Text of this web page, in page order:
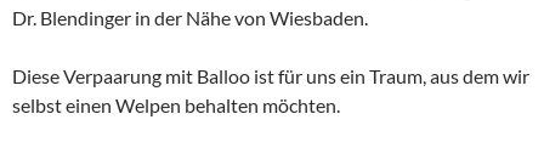
Dr. Blendinger in der Nähe von Wiesbaden.
Diese Verpaarung mit Balloo ist für uns ein Traum, aus dem wir
selbst einen Welpen behalten möchten.